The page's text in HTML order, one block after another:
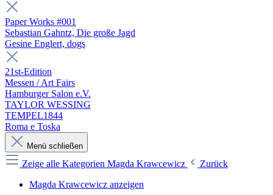
Paper Works #001
Sebastian Gahntz, Die große Jagd
Gesine Englert, dogs
21st-Edition
Messen / Art Fairs
Hamburger Salon e.V.
TAYLOR WESSING
TEMPEL1844
Roma e Toska
Menü schließen
Zeige alle Kategorien Magda Krawcewicz
Zurück
Magda Krawcewicz anzeigen